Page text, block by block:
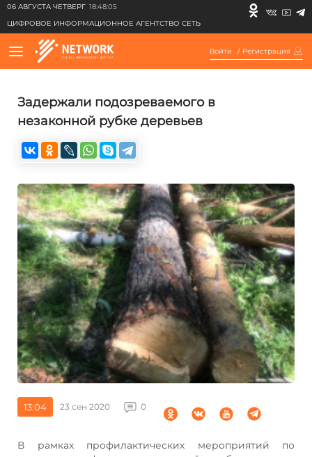
06 АВГУСТА ЧЕТВЕРГ 18:48:05
ЦИФРОВОЕ ИНФОРМАЦИОННОЕ АГЕНТСТВО СЕТЬ
Войти / Регистрация
Задержали подозреваемого в
незаконной рубке деревьев
13:04 23 сен 2020 0
В рамках профилактических мероприятий по